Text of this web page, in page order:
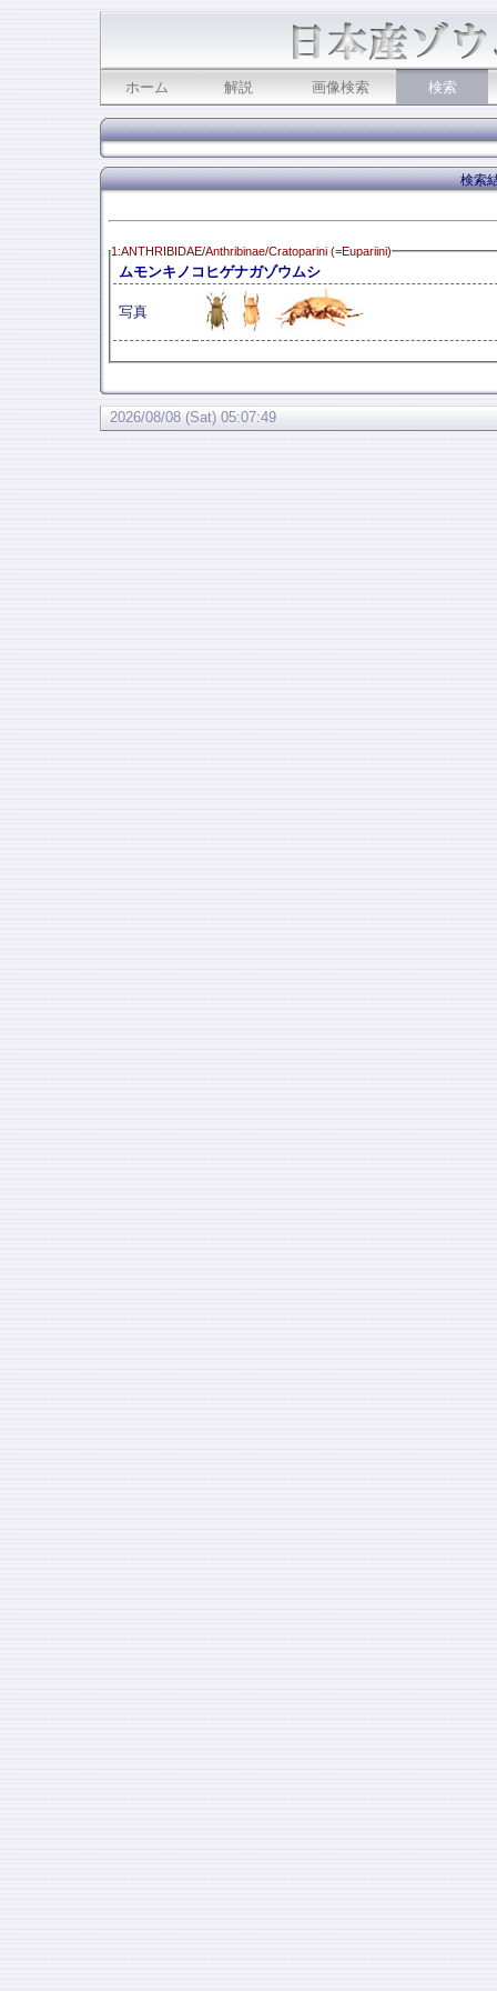
ホーム 解説 画像検索 検索
検索
1:ANTHRIBIDAE/Anthribinae/Cratoparini (=Eupariini)
ムモンキノコヒゲナガゾウムシ
写真
2026/08/08 (Sat) 05:07:49